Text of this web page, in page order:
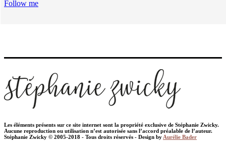
Follow me
Les éléments présents sur ce site internet sont la propriété exclusive de Stéphanie Zwicky.
Aucune reproduction ou utilisation n’est autorisée sans l’accord préalable de l’auteur.
Stéphanie Zwicky © 2005-2018 - Tous droits réservés - Design by Aurélie Bader